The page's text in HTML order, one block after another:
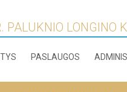
PALUKNIO LONGINO
PASLAUGOS